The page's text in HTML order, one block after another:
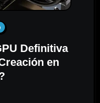
Definitiva
en